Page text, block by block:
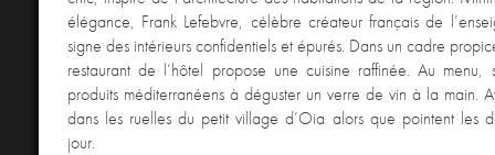
élégance, Frank Lefebvre, célèbre créateur français de
signe des intérieurs confidentiels et épurés. Dans un cadre
restaurant de l’hôtel propose une cuisine raffinée. Au menu,
produits méditerranéens à déguster un verre de vin à la main.
dans les ruelles du petit village d’Oia alors que pointent les
jour.